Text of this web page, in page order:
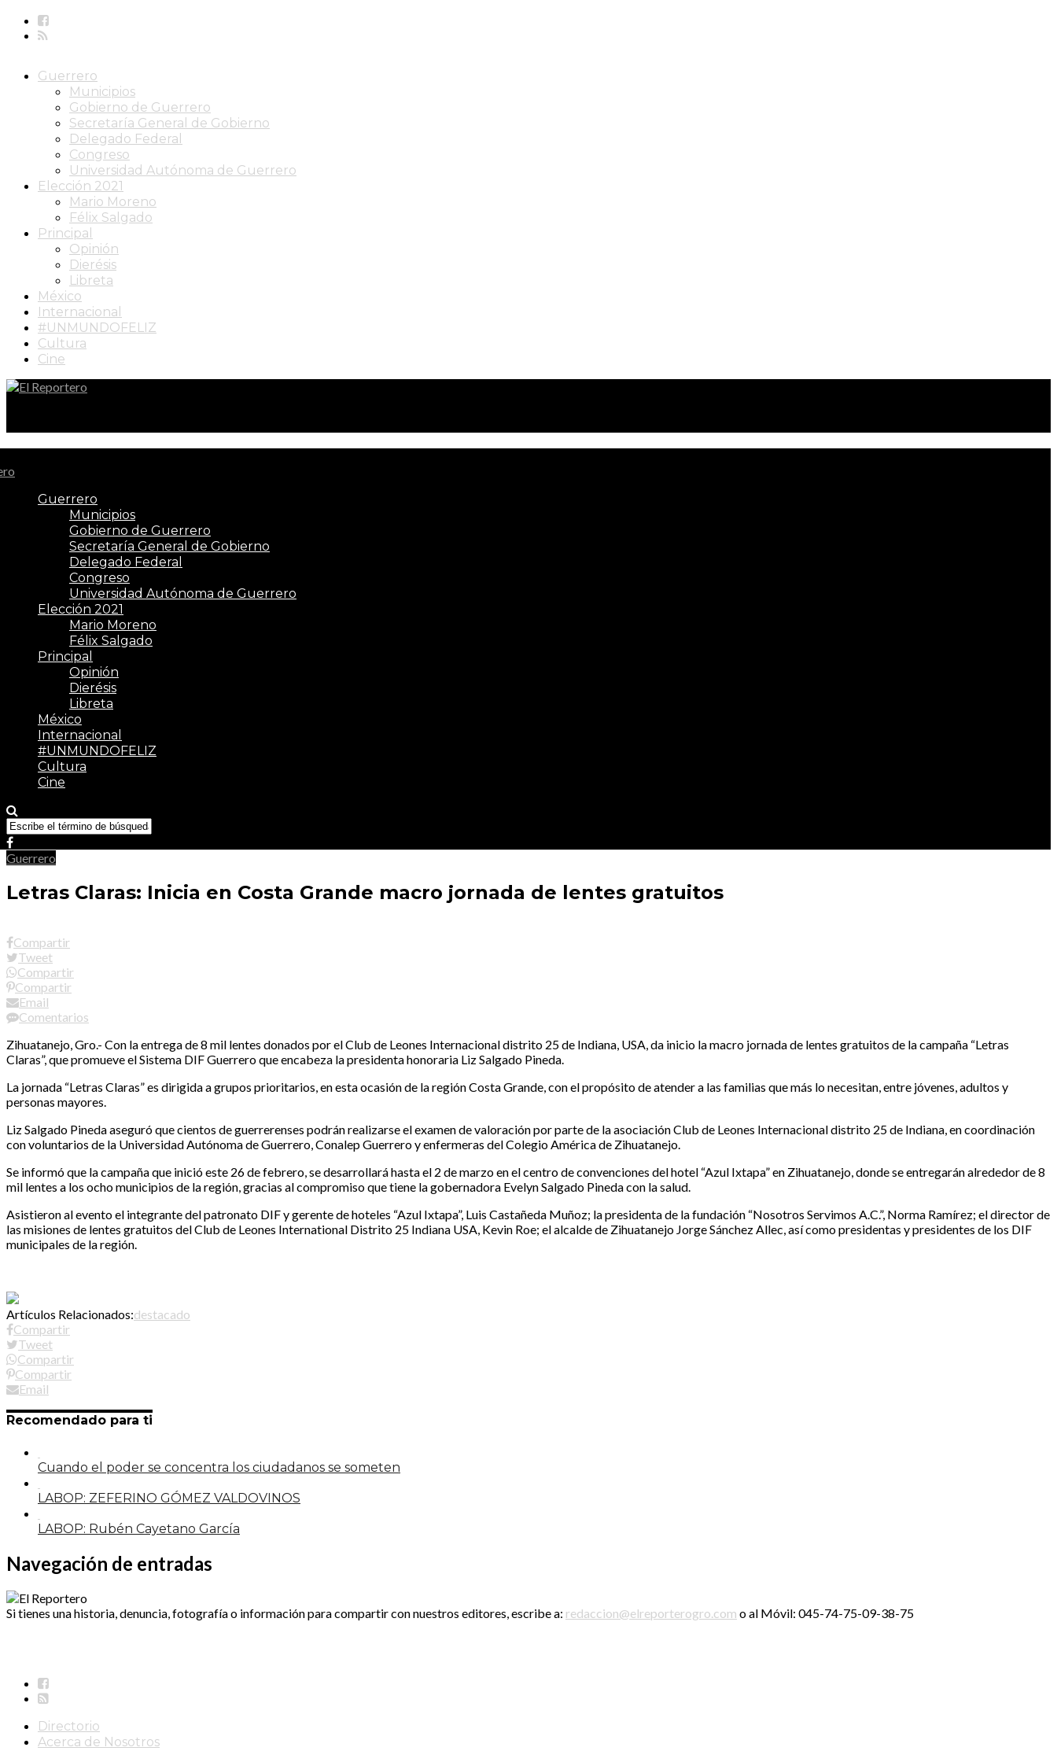
Guerrero
Municipios
Gobierno de Guerrero
Secretaría General de Gobierno
Delegado Federal
Congreso
Universidad Autónoma de Guerrero
Elección 2021
Mario Moreno
Félix Salgado
Principal
Opinión
Dierésis
Libreta
México
Internacional
#UNMUNDOFELIZ
Cultura
Cine
Guerrero
Municipios
Gobierno de Guerrero
Secretaría General de Gobierno
Delegado Federal
Congreso
Universidad Autónoma de Guerrero
Elección 2021
Mario Moreno
Félix Salgado
Principal
Opinión
Dierésis
Libreta
México
Internacional
#UNMUNDOFELIZ
Cultura
Cine
Guerrero
Letras Claras: Inicia en Costa Grande macro jornada de lentes gratuitos
Compartir
Tweet
Compartir
Compartir
Email
Comentarios
Zihuatanejo, Gro.- Con la entrega de 8 mil lentes donados por el Club de Leones Internacional distrito 25 de Indiana, USA, da inicio la macro jornada de lentes gratuitos de la campaña “Letras
Claras”, que promueve el Sistema DIF Guerrero que encabeza la presidenta honoraria Liz Salgado Pineda.
La jornada “Letras Claras” es dirigida a grupos prioritarios, en esta ocasión de la región Costa Grande, con el propósito de atender a las familias que más lo necesitan, entre jóvenes, adultos y
personas mayores.
Liz Salgado Pineda aseguró que cientos de guerrerenses podrán realizarse el examen de valoración por parte de la asociación Club de Leones Internacional distrito 25 de Indiana, en coordinación
con voluntarios de la Universidad Autónoma de Guerrero, Conalep Guerrero y enfermeras del Colegio América de Zihuatanejo.
Se informó que la campaña que inició este 26 de febrero, se desarrollará hasta el 2 de marzo en el centro de convenciones del hotel “Azul Ixtapa” en Zihuatanejo, donde se entregarán alrededor de 8
mil lentes a los ocho municipios de la región, gracias al compromiso que tiene la gobernadora Evelyn Salgado Pineda con la salud.
Asistieron al evento el integrante del patronato DIF y gerente de hoteles “Azul Ixtapa”, Luis Castañeda Muñoz; la presidenta de la fundación “Nosotros Servimos A.C.”, Norma Ramírez; el director de
las misiones de lentes gratuitos del Club de Leones International Distrito 25 Indiana USA, Kevin Roe; el alcalde de Zihuatanejo Jorge Sánchez Allec, así como presidentas y presidentes de los DIF
municipales de la región.
Artículos Relacionados:destacado
Compartir
Tweet
Compartir
Compartir
Email
Recomendado para ti
Cuando el poder se concentra los ciudadanos se someten
LABOP: ZEFERINO GÓMEZ VALDOVINOS
LABOP: Rubén Cayetano García
Navegación de entradas
Si tienes una historia, denuncia, fotografía o información para compartir con nuestros editores, escribe a: redaccion@elreporterogro.com o al Móvil: 045-74-75-09-38-75
Directorio
Acerca de Nosotros